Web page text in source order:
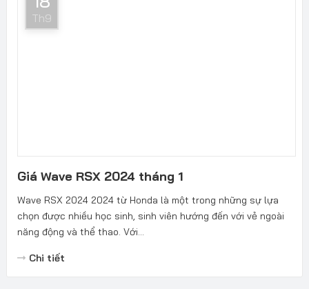
Th9
Giá Wave RSX 2024 tháng 1
Wave RSX 2024 2024 từ Honda là một trong những sự lựa
chọn được nhiều học sinh, sinh viên hướng đến với vẻ ngoài
năng động và thể thao. Với...
Chi tiết